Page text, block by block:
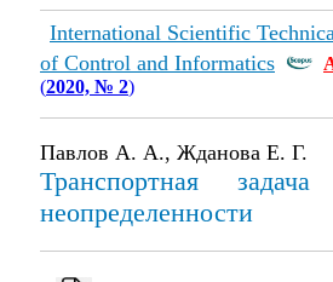
International Scientific
of Control and Informatics
(2020, № 2)
Павлов А. А., Жданова Е. Г.
Транспортная
неопределенности